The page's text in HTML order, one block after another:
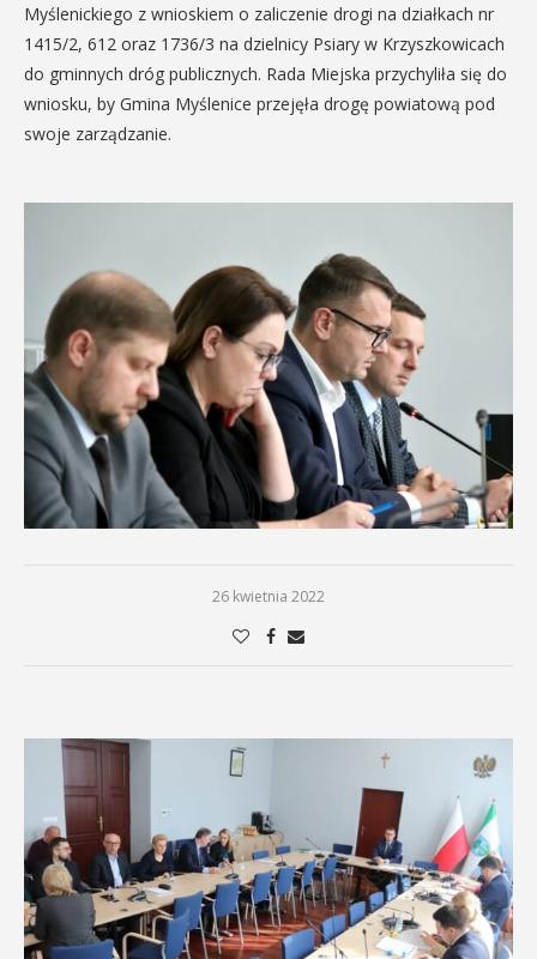
Myślenickiego z wnioskiem o zaliczenie drogi na działkach nr
1415/2, 612 oraz 1736/3 na dzielnicy Psiary w Krzyszkowicach
do gminnych dróg publicznych. Rada Miejska przychyliła się do
wniosku, by Gmina Myślenice przejęła drogę powiatową pod
swoje zarządzanie.
26 kwietnia 2022